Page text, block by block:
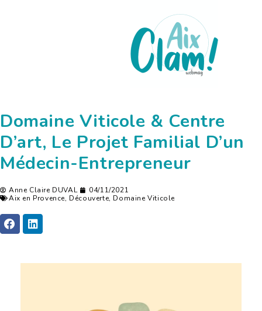
Domaine Viticole & Centre
D’art, Le Projet Familial D’un
Médecin-Entrepreneur
Anne Claire DUVAL
04/11/2021
Aix en Provence, Découverte, Domaine Viticole